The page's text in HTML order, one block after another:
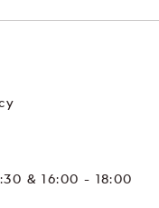
& 16:00 - 18:00